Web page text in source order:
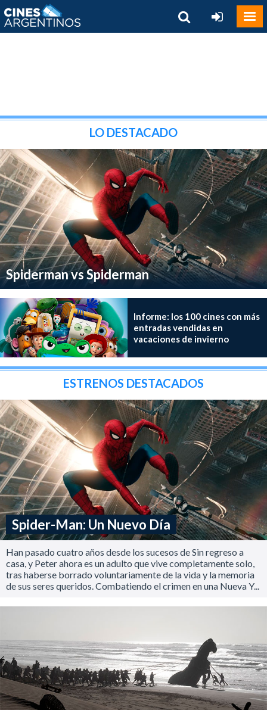
LO DESTACADO
Spiderman vs Spiderman
Informe: los 100 cines con más
entradas vendidas en
vacaciones de invierno
ESTRENOS DESTACADOS
Spider-Man: Un Nuevo Día
Han pasado cuatro años desde los sucesos de Sin regreso a
casa, y Peter ahora es un adulto que vive completamente solo,
tras haberse borrado voluntariamente de la vida y la memoria
de sus seres queridos. Combatiendo el crimen en una Nueva Y...